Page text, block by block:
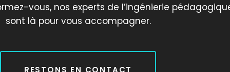
vous, nos experts de l’ingénierie
sont là pour vous accompagner.
RESTONS EN CONTACT